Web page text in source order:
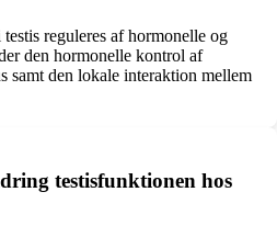
reguleres af hormonelle og
den hormonelle kontrol af
samt den lokale interaktion mellem
testisfunktionen hos